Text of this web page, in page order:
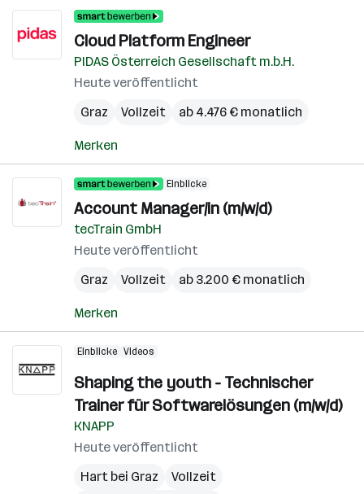
Cloud Platform Engineer
PIDAS Österreich Gesellschaft m.b.H.
Heute veröffentlicht
Graz
Vollzeit ab 4.476 € monatlich
Merken
Einblicke
Account Manager/in (m/w/d)
tecTrain GmbH
Heute veröffentlicht
Graz
Vollzeit ab 3.200 € monatlich
Merken
Einblicke Videos
Shaping the youth - Technischer
Trainer für Softwarelösungen (m/w/d)
KNAPP
Heute veröffentlicht
Hart bei Graz
Vollzeit